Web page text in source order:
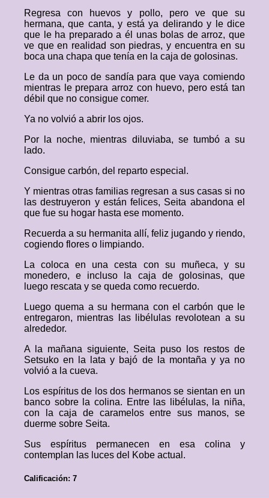
Regresa con huevos y pollo, pero ve que su
hermana, que canta, y está ya delirando y le dice
que le ha preparado a él unas bolas de arroz, que
ve que en realidad son piedras, y encuentra en su
boca una chapa que tenía en la caja de golosinas.
Le da un poco de sandía para que vaya comiendo
mientras le prepara arroz con huevo, pero está tan
débil que no consigue comer.
Ya no volvió a abrir los ojos.
Por la noche, mientras diluviaba, se tumbó a su
lado.
Consigue carbón, del reparto especial.
Y mientras otras familias regresan a sus casas si no
las destruyeron y están felices, Seita abandona el
que fue su hogar hasta ese momento.
Recuerda a su hermanita allí, feliz jugando y riendo,
cogiendo flores o limpiando.
La coloca en una cesta con su muñeca, y su
monedero, e incluso la caja de golosinas, que
luego rescata y se queda como recuerdo.
Luego quema a su hermana con el carbón que le
entregaron, mientras las libélulas revolotean a su
alrededor.
A la mañana siguiente, Seita puso los restos de
Setsuko en la lata y bajó de la montaña y ya no
volvió a la cueva.
Los espíritus de los dos hermanos se sientan en un
banco sobre la colina. Entre las libélulas, la niña,
con la caja de caramelos entre sus manos, se
duerme sobre Seita.
Sus espíritus permanecen en esa colina y
contemplan las luces del Kobe actual.
Calificación: 7